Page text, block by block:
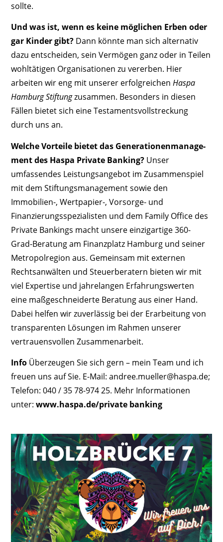
sollte.
Und was ist, wenn es ­keine möglichen Erben oder
gar Kinder gibt? Dann könnte man sich alternativ
dazu entscheiden, sein Vermögen ganz oder in Teilen
wohltätigen Organisationen zu vererben. Hier
arbeiten wir eng mit unserer erfolgreichenHaspa
Hamburg Stiftungzusammen. Besonders in diesen
Fällen bietet sich eine Testamentsvollstreckung
durch uns an.
Welche Vorteile bietet das Generationenmanage­
ment des Haspa Private Banking? Unser
umfassendes Leistungs­angebot im Zusammenspiel
mit dem ­Stiftungsmanagement sowie den
Immobilien-, Wert­papier-, Vorsorge- und
Finanzierungsspezialisten und dem Family Office des
Private Bankings macht unsere einzigartige 360-
Grad-Beratung am Finanzplatz Hamburg und seiner
Metropolregion aus. Gemeinsam mit externen
Rechtsanwälten und Steuerberatern bieten wir mit
viel Expertise und jahrelangen Erfahrungswerten
eine maßgeschneiderte Beratung aus einer Hand.
Dabei helfen wir zuverlässig bei der Erarbeitung von
transparenten Lösungen im Rahmen unserer
vertrauensvollen Zusammenarbeit.
Info Überzeugen Sie sich gern – mein Team und ich
freuen uns auf Sie. E-Mail: andree.mueller@haspa.de;
Telefon: 040 / 35 78-974 25. Mehr Informationen
unter:www.haspa.de/private banking